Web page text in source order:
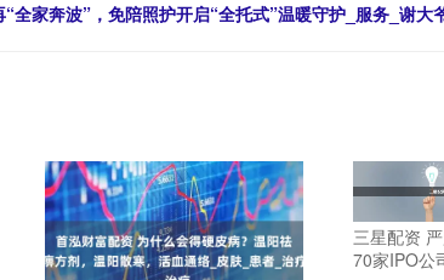
全家奔波”，免陪照护开启“全托式”温暖守护_服务_谢大
三星配资
70家IPO公